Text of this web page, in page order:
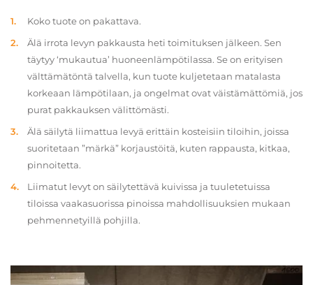
Koko tuote on pakattava.
Älä irrota levyn pakkausta heti toimituksen jälkeen. Sen
täytyy ‘mukautua’ huoneenlämpötilassa. Se on erityisen
välttämätöntä talvella, kun tuote kuljetetaan matalasta
korkeaan lämpötilaan, ja ongelmat ovat väistämättömiä, jos
purat pakkauksen välittömästi.
Älä säilytä liimattua levyä erittäin kosteisiin tiloihin, joissa
suoritetaan ”märkä” korjaustöitä, kuten rappausta, kitkaa,
pinnoitetta.
Liimatut levyt on säilytettävä kuivissa ja tuuletetuissa
tiloissa vaakasuorissa pinoissa mahdollisuuksien mukaan
pehmennetyillä pohjilla.